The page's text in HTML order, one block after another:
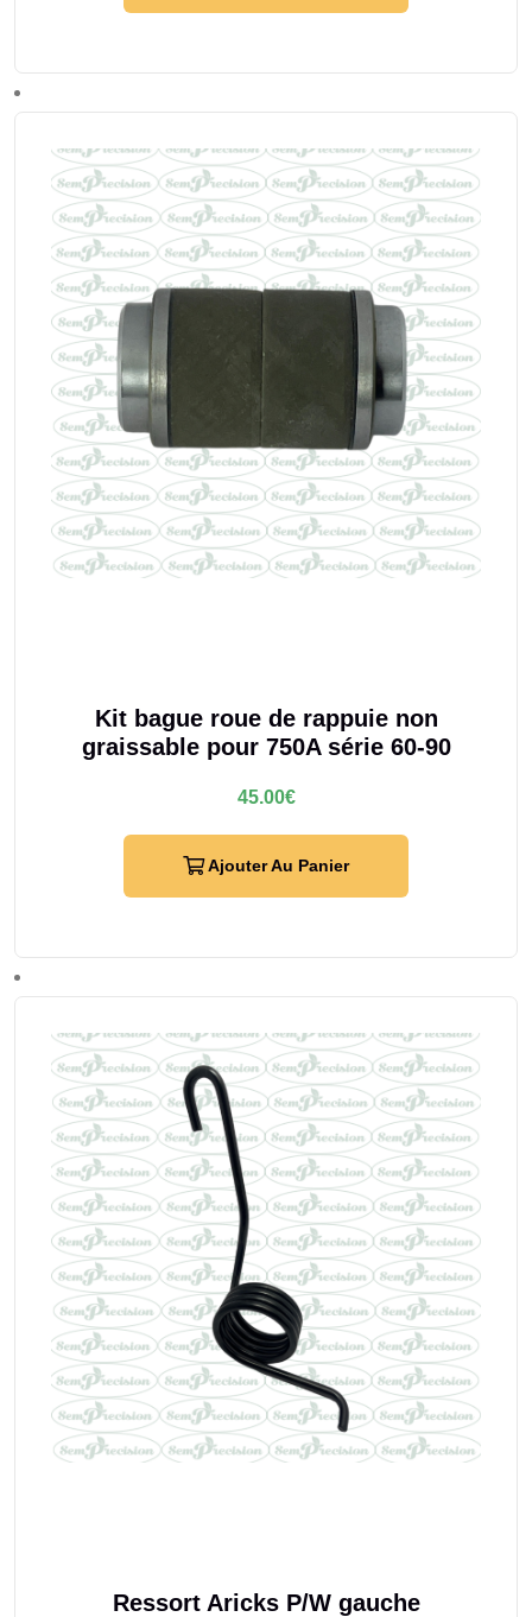
Kit bague roue de rappuie non
graissable pour 750A série 60-90
45.00€
Ajouter Au Panier
Ressort Aricks P/W gauche